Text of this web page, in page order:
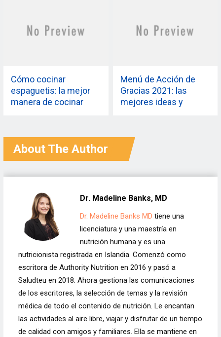
Cómo cocinar
espaguetis: la mejor
manera de cocinar
Menú de Acción de
Gracias 2021: las
mejores ideas y
de Gracias
About The Author
Dr. Madeline Banks, MD
Dr. Madeline Banks MD tiene una
licenciatura y una maestría en
nutrición humana y es una
nutricionista registrada en Islandia. Comenzó como
escritora de Authority Nutrition en 2016 y pasó a
Saludteu en 2018. Ahora gestiona las comunicaciones
de los escritores, la selección de temas y la revisión
médica de todo el contenido de nutrición. Le encantan
las actividades al aire libre, viajar y disfrutar de un tiempo
de calidad con amigos y familiares. Ella se mantiene en